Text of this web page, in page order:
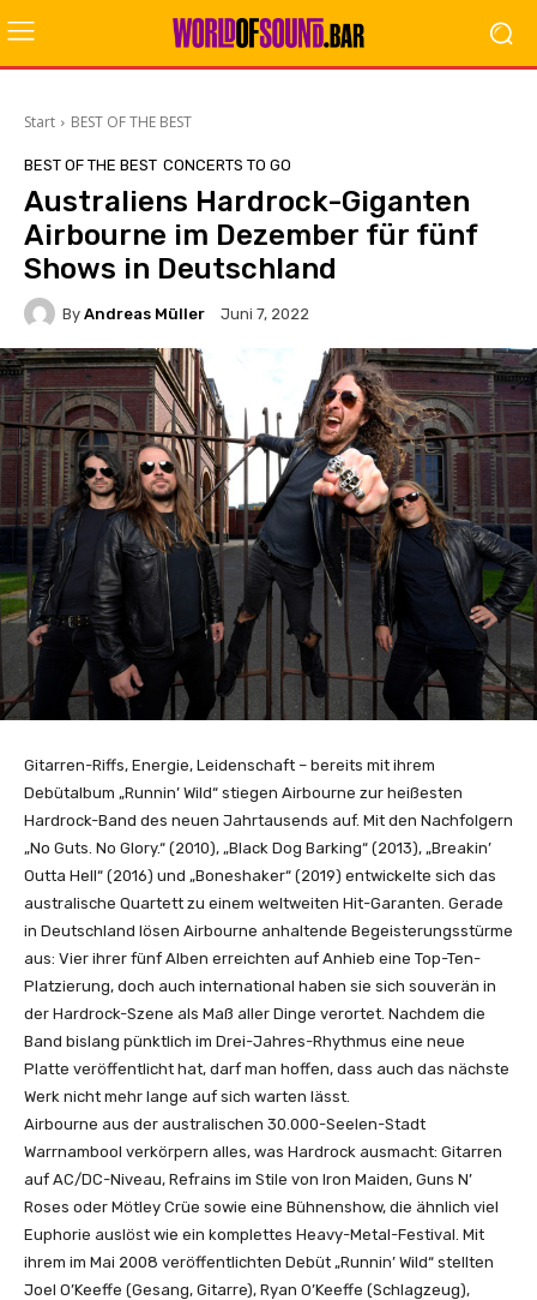
Start BEST OF THE BEST
BEST OF THE BEST CONCERTS TO GO
Australiens Hardrock-Giganten
Airbourne im Dezember für fünf
Shows in Deutschland
By Andreas Müller Juni 7, 2022
Gitarren-Riffs, Energie, Leidenschaft – bereits mit ihrem
Debütalbum „Runnin’ Wild“ stiegen Airbourne zur heißesten
Hardrock-Band des neuen Jahrtausends auf. Mit den Nachfolgern
„No Guts. No Glory.“ (2010), „Black Dog Barking“ (2013), „Breakin’
Outta Hell“ (2016) und „Boneshaker“ (2019) entwickelte sich das
australische Quartett zu einem weltweiten Hit-Garanten. Gerade
in Deutschland lösen Airbourne anhaltende Begeisterungsstürme
aus: Vier ihrer fünf Alben erreichten auf Anhieb eine Top-Ten-
Platzierung, doch auch international haben sie sich souverän in
der Hardrock-Szene als Maß aller Dinge verortet. Nachdem die
Band bislang pünktlich im Drei-Jahres-Rhythmus eine neue
Platte veröffentlicht hat, darf man hoffen, dass auch das nächste
Werk nicht mehr lange auf sich warten lässt.
Airbourne aus der australischen 30.000-Seelen-Stadt
Warrnambool verkörpern alles, was Hardrock ausmacht: Gitarren
auf AC/DC-Niveau, Refrains im Stile von Iron Maiden, Guns N’
Roses oder Mötley Crüe sowie eine Bühnenshow, die ähnlich viel
Euphorie auslöst wie ein komplettes Heavy-Metal-Festival. Mit
ihrem im Mai 2008 veröffentlichten Debüt „Runnin’ Wild“ stellten
Joel O’Keeffe (Gesang, Gitarre), Ryan O’Keeffe (Schlagzeug),